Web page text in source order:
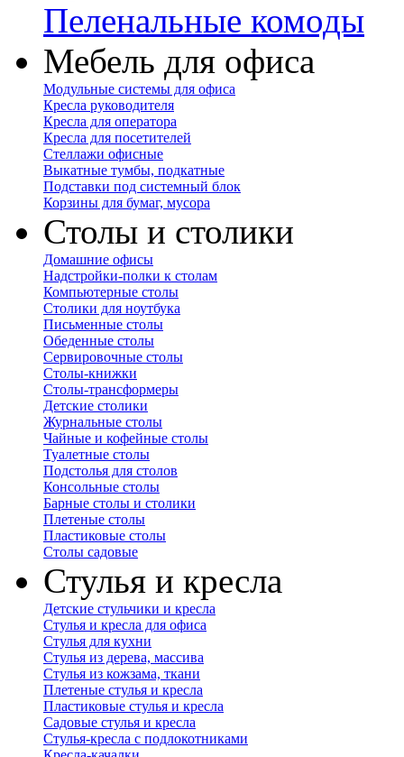
Пеленальные комоды
Мебель для офиса
Модульные системы для офиса
Кресла руководителя
Кресла для оператора
Кресла для посетителей
Стеллажи офисные
Выкатные тумбы, подкатные
Подставки под системный блок
Корзины для бумаг, мусора
Столы и столики
Домашние офисы
Надстройки-полки к столам
Компьютерные столы
Столики для ноутбука
Письменные столы
Обеденные столы
Сервировочные столы
Столы-книжки
Столы-трансформеры
Детские столики
Журнальные столы
Чайные и кофейные столы
Туалетные столы
Подстолья для столов
Консольные столы
Барные столы и столики
Плетеные столы
Пластиковые столы
Столы садовые
Стулья и кресла
Детские стульчики и кресла
Стулья и кресла для офиса
Стулья для кухни
Стулья из дерева, массива
Стулья из кожзама, ткани
Плетеные стулья и кресла
Пластиковые стулья и кресла
Садовые стулья и кресла
Стулья-кресла с подлокотниками